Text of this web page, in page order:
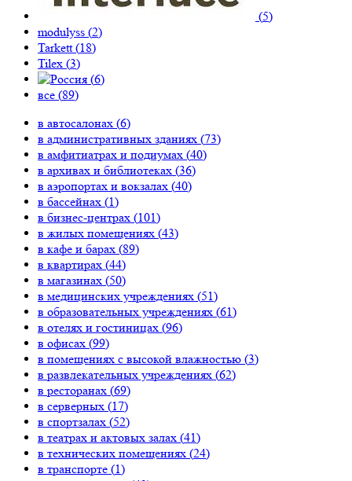
(5)
modulyss (2)
Tarkett (18)
Tilex (3)
(6)
все (89)
в автосалонах (6)
в административных зданиях (73)
в амфитиатрах и подиумах (40)
в архивах и библиотеках (36)
в аэропортах и вокзалах (40)
в бассейнах (1)
в бизнес-центрах (101)
в жилых помещениях (43)
в кафе и барах (89)
в квартирах (44)
в магазинах (50)
в медицинских учреждениях (51)
в образовательных учреждениях (61)
в отелях и гостиницах (96)
в офисах (99)
в помещениях с высокой влажностью (3)
в развлекательных учреждениях (62)
в ресторанах (69)
в серверных (17)
в спортзалах (52)
в театрах и актовых залах (41)
в технических помещениях (24)
в транспорте (1)